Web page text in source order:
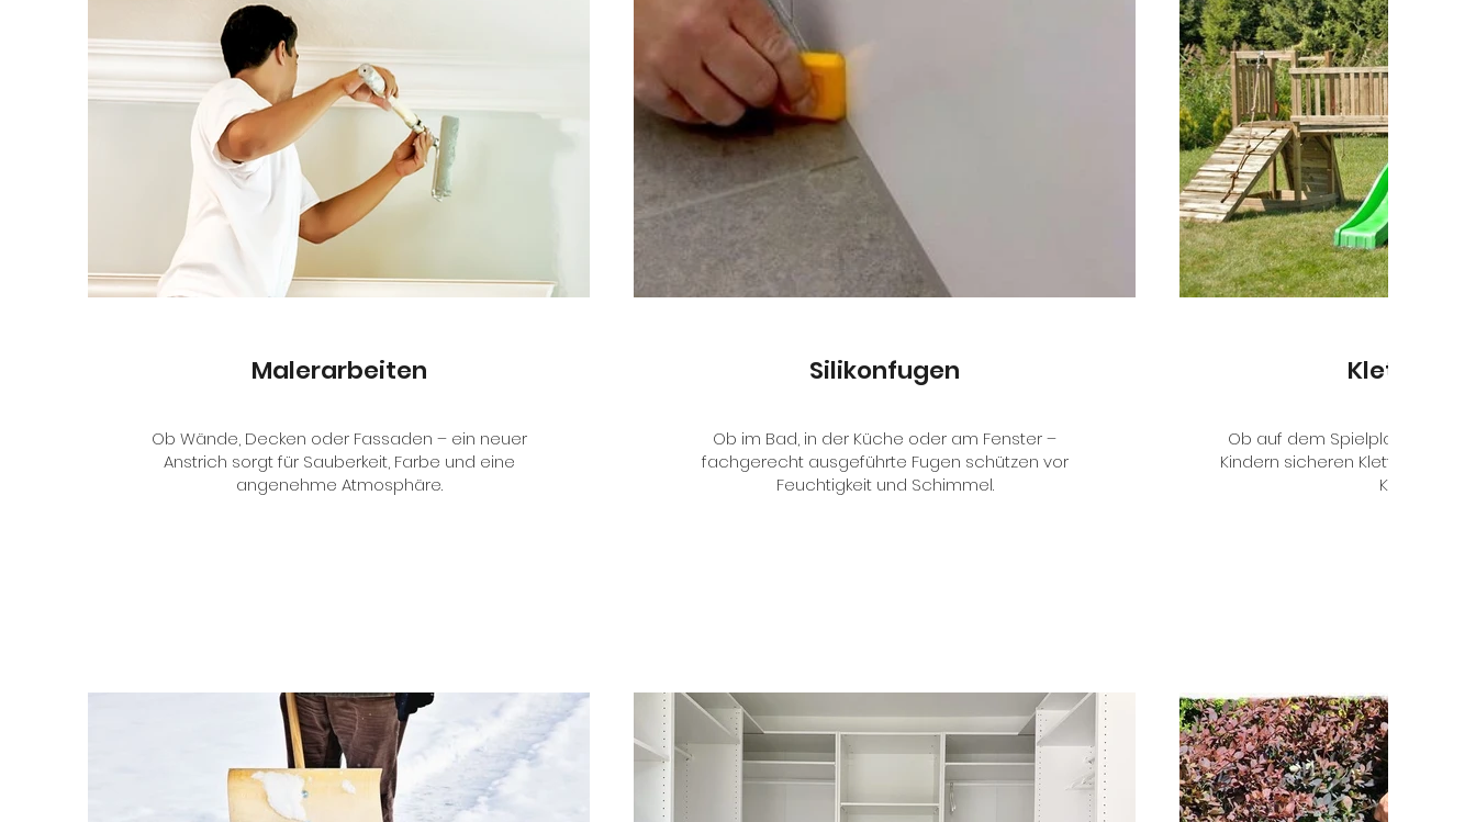
Malerarbeiten
Ob Wände, Decken oder Fassaden – ein neuer
Anstrich sorgt für Sauberkeit, Farbe und eine
angenehme Atmosphäre.
Silikonfugen
Ob im Bad, in der Küche oder am Fenster –
fachgerecht ausgeführte Fugen schützen vor
Feuchtigkeit und Schimmel.
Ob auf dem Spielplatz oder
Kindern sicheren Kletterspaß